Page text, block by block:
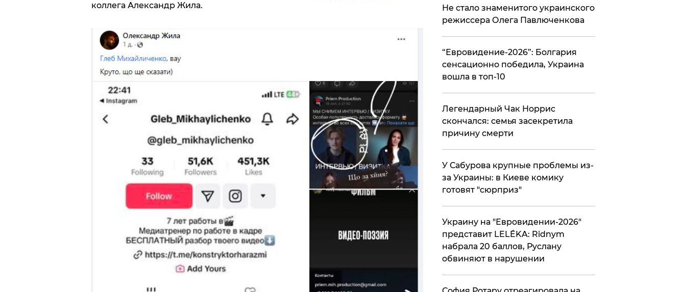
коллега Александр Жила.
Не стало знаменитого украинского
режиссера Олега Павлюченкова
​“Евровидение-2026”: Болгария
сенсационно победила, Украина
вошла в топ-10
​Легендарный Чак Норрис
скончался: семья засекретила
причину смерти
У Сабурова крупные проблемы из-
за Украины: в Киеве комику
готовят "сюрприз"
Украину на "Евровидении-2026"
представит LELÉKA: Ridnym
набрала 20 баллов, Руслану
обвиняют в нарушении